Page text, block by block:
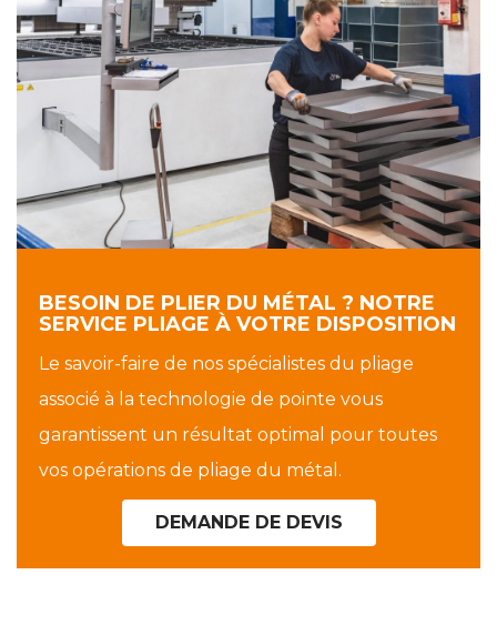
BESOIN DE PLIER DU MÉTAL ? NOTRE
SERVICE PLIAGE À VOTRE DISPOSITION
Le savoir-faire de nos spécialistes du pliage
associé à la technologie de pointe vous
garantissent un résultat optimal pour toutes
vos opérations de pliage du métal.
DEMANDE DE DEVIS